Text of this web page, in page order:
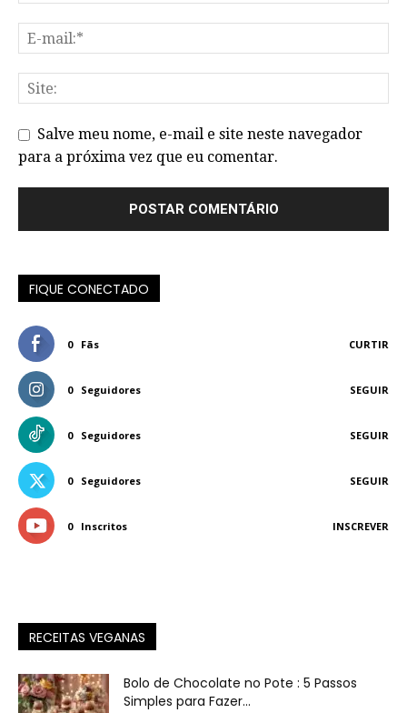
Salve meu nome, e-mail e site neste navegador
para a próxima vez que eu comentar.
FIQUE CONECTADO
0 Fãs CURTIR
0 Seguidores SEGUIR
0 Seguidores SEGUIR
0 Seguidores SEGUIR
0 Inscritos INSCREVER
RECEITAS VEGANAS
Bolo de Chocolate no Pote : 5 Passos
Simples para Fazer...